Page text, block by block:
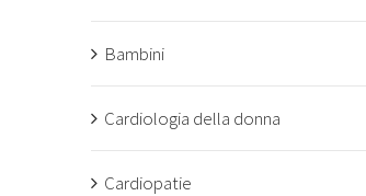
Bambini
Cardiologia della donna
Cardiopatie